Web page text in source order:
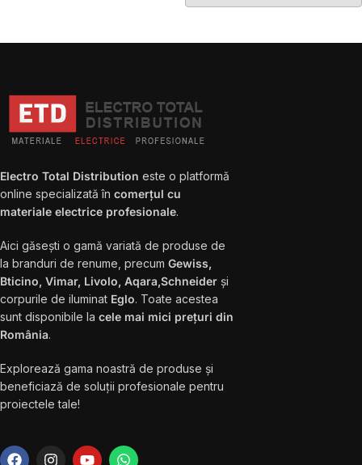
Electro Total Distribution este o platformă
online specializată în comerțul cu
materiale electrice profesionale.
Aici găsești o gamă variată de produse de
la branduri de renume, precum Gewiss,
Bticino, Vimar, Livolo, Aqara,Schneider și
corpurile de iluminat Eglo. Toate acestea
sunt disponibile la cele mai mici prețuri din
România.
Explorează gama noastră de produse și
beneficiază de soluții profesionale pentru
proiectele tale!